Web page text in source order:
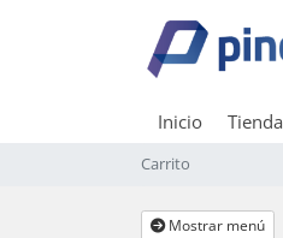
Inicio Tienda
Carrito
Mostrar menú